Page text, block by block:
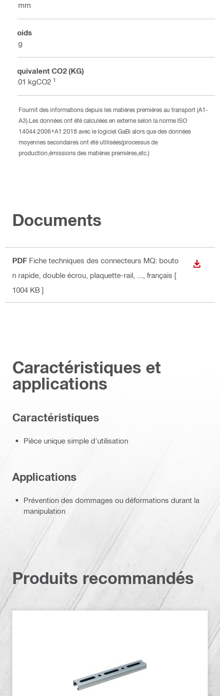
4 mm
Poids
3 g
Équivalent CO2 (KG)
0.01 kgCO2 1
Fournit des informations depuis les matières premières au transport (A1-
A3).Les données ont été calculées en externe selon la norme ISO
14044:2006+A1:2018 avec le logiciel GaBi alors que des données
moyennes secondaires ont été utilisées(processus de
production,émissions des matières premières,etc.)
Documents
PDF Fiche techniques des connecteurs MQ: bouto
n rapide, double écrou, plaquette-rail, ...
, français [
1004 KB ]
Caractéristiques et
applications
Caractéristiques
Pièce unique simple d'utilisation
Applications
Prévention des dommages ou déformations durant la
manipulation
Produits recommandés